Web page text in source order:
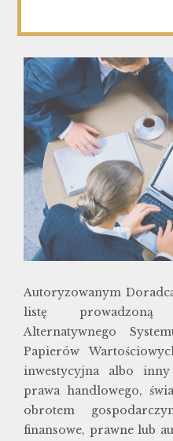
Autoryzowanym
listę prowadzoną
Alternatywnego
Papierów
inwestycyjna albo
prawa handlowego,
obrotem
finansowe, prawne lub